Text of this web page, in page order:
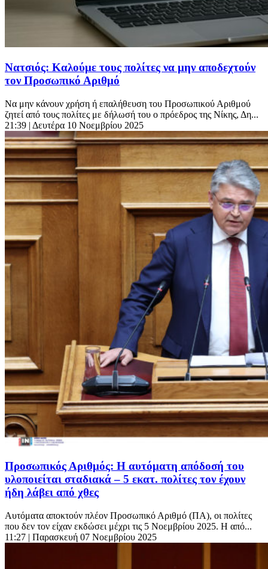
Νατσιός: Καλούμε τους πολίτες να μην αποδεχτούν
τον Προσωπικό Αριθμό
Να μην κάνουν χρήση ή επαλήθευση του Προσωπικού Αριθμού
ζητεί από τους πολίτες με δήλωσή του ο πρόεδρος της Νίκης, Δη...
21:39 | Δευτέρα 10 Νοεμβρίου 2025
Προσωπικός Αριθμός: Η αυτόματη απόδοσή του
υλοποιείται σταδιακά – 5 εκατ. πολίτες τον έχουν
ήδη λάβει από χθες
Αυτόματα αποκτούν πλέον Προσωπικό Αριθμό (ΠΑ), οι πολίτες
που δεν τον είχαν εκδώσει μέχρι τις 5 Νοεμβρίου 2025. Η από...
11:27 | Παρασκευή 07 Νοεμβρίου 2025